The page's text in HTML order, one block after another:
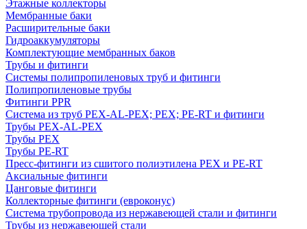
Этажные коллекторы
Мембранные баки
Расширительные баки
Гидроаккумуляторы
Комплектующие мембранных баков
Трубы и фитинги
Системы полипропиленовых труб и фитинги
Полипропиленовые трубы
Фитинги PPR
Система из труб PEX-AL-PEX; PEX; PE-RT и фитинги
Трубы PEX-AL-PEX
Трубы PEX
Трубы PE-RT
Пресс-фитинги из сшитого полиэтилена PEX и PE-RT
Аксиальные фитинги
Цанговые фитинги
Коллекторные фитинги (евроконус)
Система трубопровода из нержавеющей стали и фитинги
Трубы из нержавеющей стали